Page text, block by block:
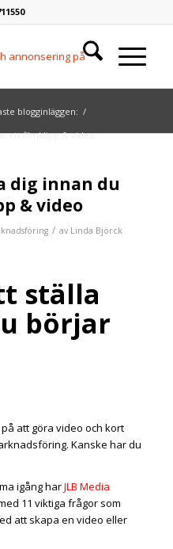
blogginläggen: /
ett filmklipp & video
dig innan du
& video
/ av Linda Björck
ställa
börjar
att göra video och kort
Kanske har du
igång harJLB Media
11 viktiga frågor som
att skapa en video eller